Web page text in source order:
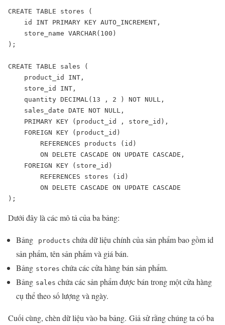
CREATE TABLE stores (
    id INT PRIMARY KEY AUTO_INCREMENT,
    store_name VARCHAR(100)
);
CREATE TABLE sales (
    product_id INT,
    store_id INT,
    quantity DECIMAL(13 , 2 ) NOT NULL,
    sales_date DATE NOT NULL,
    PRIMARY KEY (product_id , store_id),
    FOREIGN KEY (product_id)
        REFERENCES products (id)
        ON DELETE CASCADE ON UPDATE CASCADE,
    FOREIGN KEY (store_id)
        REFERENCES stores (id)
        ON DELETE CASCADE ON UPDATE CASCADE
);
Dưới đây là các mô tả của ba bảng:
Bảng products chứa dữ liệu chính của sản phẩm bao gồm id
sản phẩm, tên sản phẩm và giá bán.
Bảng stores chứa các cửa hàng bán sản phẩm.
Bảng sales chứa các sản phẩm được bán trong một cửa hàng
cụ thể theo số lượng và ngày.
Cuối cùng, chèn dữ liệu vào ba bảng. Giả sử rằng chúng ta có ba